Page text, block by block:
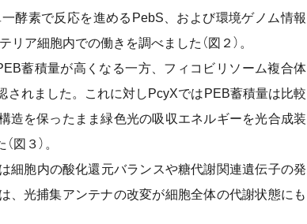
酵素で反応を進めるPebS、および環境ゲノム情報
ア細胞内での働きを調べました（図２）。
蓄積量が高くなる一方、フィコビリソーム複合体
されました。これに対しPcyXではPEB蓄積量は比較
造を保ったまま緑色光の吸収エネルギーを光合成装
図３）。
胞内の酸化還元バランスや糖代謝関連遺伝子の発
、光捕集アンテナの改変が細胞全体の代謝状態にも